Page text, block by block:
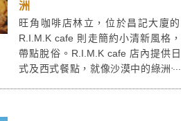
洲
旺角咖啡店林立，位於昌記大廈的
R.I.M.K cafe 則走簡約小清新風格，
帶點脫俗。R.I.M.K cafe 店內提供日
式及西式餐點，就像沙漠中的綠洲一